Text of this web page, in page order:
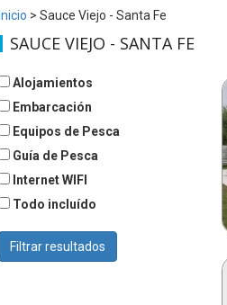
Inicio > Sauce Viejo - Santa Fe
SAUCE VIEJO - SANTA FE
Alojamientos
Embarcación
Equipos de Pesca
Guía de Pesca
Internet WIFI
Todo incluído
Filtrar resultados